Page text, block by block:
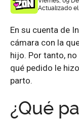
Actualizado el
En su cuenta de
cámara con la
hijo. Por tanto,
qué pedido le
parto.
¿Qué